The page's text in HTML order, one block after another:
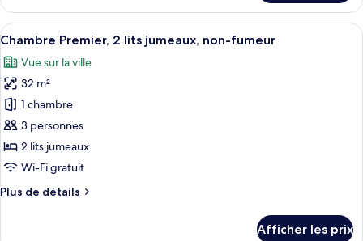
très
grand
lit,
non-
fumeur
Chambre
Premier,
1
grand
lit,
non-
fumeur
Afficher
toutes
les
photos
pour
ce
type
de
chambre :
Chambre
Une chambre d’hôtel moderne
4
Chambre Premier, 2 lits jumeaux, non-fumeur
Vue sur la ville
32 m²
1 chambre
3 personnes
2 lits jumeaux
Wi-Fi gratuit
Plus de détails
Plus
Afficher les prix